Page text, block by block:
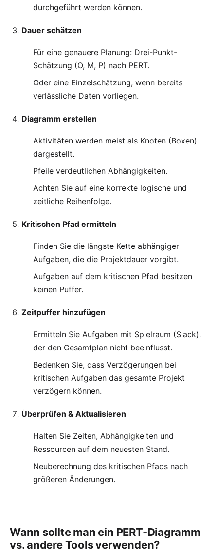
durchgeführt werden können.
Dauer schätzen
Für eine genauere Planung: Drei-Punkt-
Schätzung (O, M, P) nach PERT.
Oder eine Einzelschätzung, wenn bereits
verlässliche Daten vorliegen.
Diagramm erstellen
Aktivitäten werden meist als Knoten (Boxen)
dargestellt.
Pfeile verdeutlichen Abhängigkeiten.
Achten Sie auf eine korrekte logische und
zeitliche Reihenfolge.
Kritischen Pfad ermitteln
Finden Sie die längste Kette abhängiger
Aufgaben, die die Projektdauer vorgibt.
Aufgaben auf dem kritischen Pfad besitzen
keinen Puffer.
Zeitpuffer hinzufügen
Ermitteln Sie Aufgaben mit Spielraum (Slack),
der den Gesamtplan nicht beeinflusst.
Bedenken Sie, dass Verzögerungen bei
kritischen Aufgaben das gesamte Projekt
verzögern können.
Überprüfen & Aktualisieren
Halten Sie Zeiten, Abhängigkeiten und
Ressourcen auf dem neuesten Stand.
Neuberechnung des kritischen Pfads nach
größeren Änderungen.
Wann sollte man ein PERT-Diagramm
vs. andere Tools verwenden?